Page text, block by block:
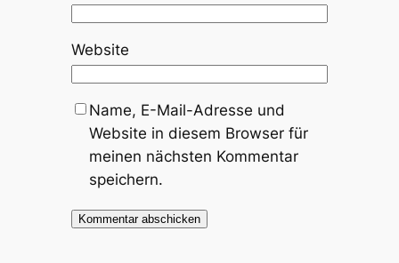
Website
Name, E-Mail-Adresse und
Website in diesem Browser für
meinen nächsten Kommentar
speichern.